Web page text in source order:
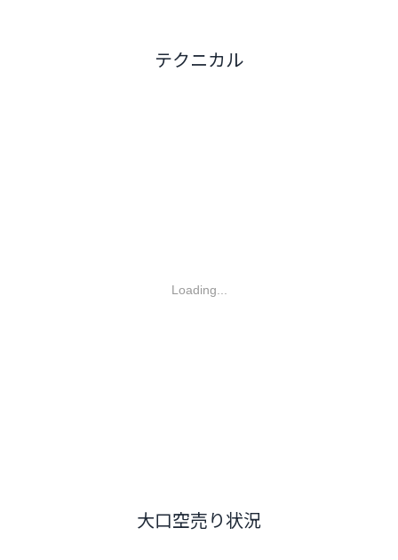
テクニカル
Loading...
大口空売り状況